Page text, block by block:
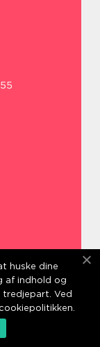
huske dine
af indhold og
tredjepart. Ved